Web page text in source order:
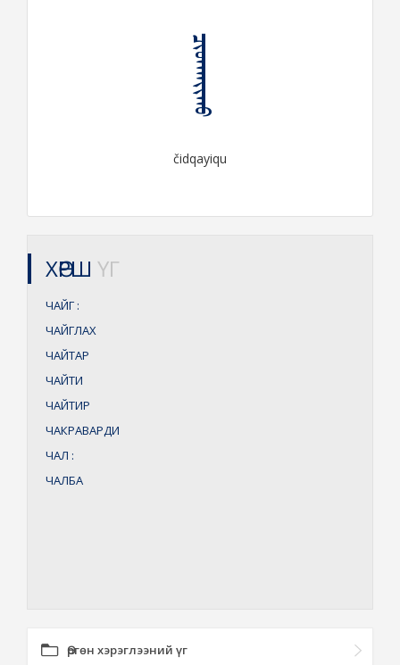
ᠴᠢᠳᠬᠠᠶᠢᠬᠤ
čidqayiqu
ХӨРШ ҮГ
ЧАЙГ :
ЧАЙГЛАХ
ЧАЙТАР
ЧАЙТИ
ЧАЙТИР
ЧАКРАВАРДИ
ЧАЛ :
ЧАЛБА
Өргөн хэрэглээний үг